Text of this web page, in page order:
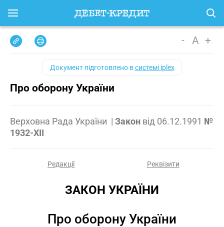
- A +
Документ підготовлено всистемі iplex
Про оборону України
Верховна Рада України | Закон від 06.12.1991 №
1932-XII
Редакції Реквізити
ЗАКОН УКРАЇНИ
Про оборону України